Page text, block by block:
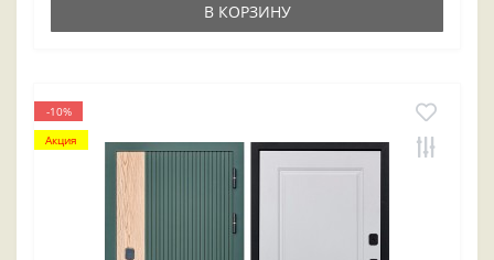
В КОРЗИНУ
-10%
Акция